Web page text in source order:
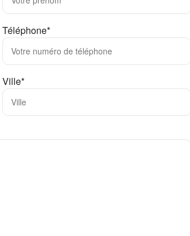
Téléphone*
Ville*